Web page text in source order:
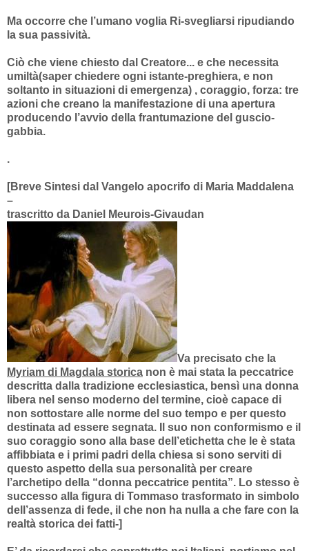
Ma occorre che l’umano voglia Ri-svegliarsi ripudiando
la sua passività.
Ciò che viene chiesto dal Creatore... e che necessita
umiltà(saper chiedere ogni istante-preghiera, e non
soltanto in situazioni di emergenza) , coraggio, forza: tre
azioni che creano la manifestazione di una apertura
producendo l’avvio della frantumazione del guscio-
gabbia.
.
[Breve Sintesi dal Vangelo apocrifo di Maria Maddalena
–
trascritto da Daniel Meurois-Givaudan
Va precisato che la
Myriam di Magdala storica non è mai stata la peccatrice
descritta dalla tradizione ecclesiastica, bensì una donna
libera nel senso moderno del termine, cioè capace di
non sottostare alle norme del suo tempo e per questo
destinata ad essere segnata. Il suo non conformismo e il
suo coraggio sono alla base dell’etichetta che le è stata
affibbiata e i primi padri della chiesa si sono serviti di
questo aspetto della sua personalità per creare
l’archetipo della “donna peccatrice pentita”. Lo stesso è
successo alla figura di Tommaso trasformato in simbolo
dell’assenza di fede, il che non ha nulla a che fare con la
realtà storica dei fatti-]